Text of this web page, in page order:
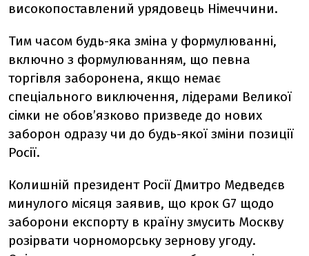
високопоставлений урядовець Німеччини.
Тим часом будь-яка зміна у формулюванні,
включно з формулюванням, що певна
торгівля заборонена, якщо немає
спеціального виключення, лідерами Великої
сімки не обов’язково призведе до нових
заборон одразу чи до будь-якої зміни позиції
Росії.
Колишній президент Росії Дмитро Медведєв
минулого місяця заявив, що крок G7 щодо
заборони експорту в країну змусить Москву
розірвати чорноморську зернову угоду.